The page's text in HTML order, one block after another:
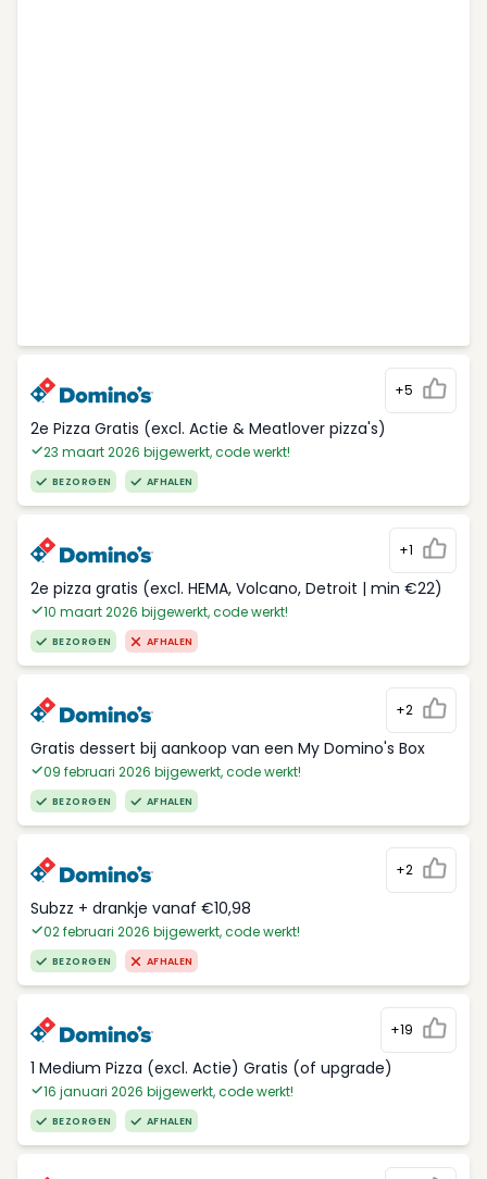
+5
2e Pizza Gratis (excl. Actie & Meatlover pizza's)
23 maart 2026 bijgewerkt, code werkt!
BEZORGEN AFHALEN
+1
2e pizza gratis (excl. HEMA, Volcano, Detroit | min €22)
10 maart 2026 bijgewerkt, code werkt!
BEZORGEN AFHALEN
+2
Gratis dessert bij aankoop van een My Domino's Box
09 februari 2026 bijgewerkt, code werkt!
BEZORGEN AFHALEN
+2
Subzz + drankje vanaf €10,98
02 februari 2026 bijgewerkt, code werkt!
BEZORGEN AFHALEN
+19
1 Medium Pizza (excl. Actie) Gratis (of upgrade)
16 januari 2026 bijgewerkt, code werkt!
BEZORGEN AFHALEN